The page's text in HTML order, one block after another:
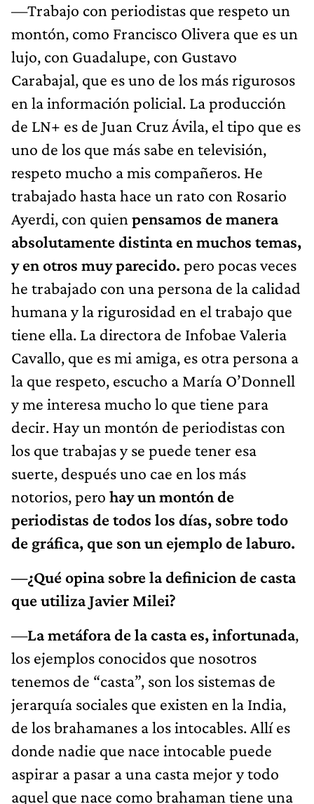
—Trabajo con periodistas que respeto un
montón, como Francisco Olivera que es un
lujo, con Guadalupe, con Gustavo
Carabajal, que es uno de los más rigurosos
en la información policial. La producción
de LN+ es de Juan Cruz Ávila, el tipo que es
uno de los que más sabe en televisión,
respeto mucho a mis compañeros. He
trabajado hasta hace un rato con Rosario
Ayerdi, con quien pensamos de manera
absolutamente distinta en muchos temas,
y en otros muy parecido. pero pocas veces
he trabajado con una persona de la calidad
humana y la rigurosidad en el trabajo que
tiene ella. La directora de Infobae Valeria
Cavallo, que es mi amiga, es otra persona a
la que respeto, escucho a María O’Donnell
y me interesa mucho lo que tiene para
decir. Hay un montón de periodistas con
los que trabajas y se puede tener esa
suerte, después uno cae en los más
notorios, pero hay un montón de
periodistas de todos los días, sobre todo
de gráfica, que son un ejemplo de laburo.
—¿Qué opina sobre la definicion de casta
que utiliza Javier Milei?
—La metáfora de la casta es, infortunada,
los ejemplos conocidos que nosotros
tenemos de “casta”, son los sistemas de
jerarquía sociales que existen en la India,
de los brahamanes a los intocables. Allí es
donde nadie que nace intocable puede
aspirar a pasar a una casta mejor y todo
aquel que nace como brahaman tiene una